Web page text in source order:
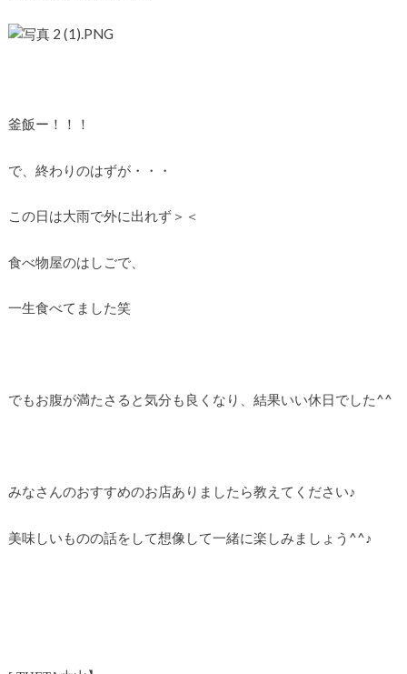
釜飯ー！！！
で、終わりのはずが・・・
この日は大雨で外に出れず＞＜
食べ物屋のはしごで、
一生食べてました笑
でもお腹が満たさると気分も良くなり、結果いい休日でした^^
みなさんのおすすめのお店ありましたら教えてください♪
美味しいものの話をして想像して一緒に楽しみましょう^^♪